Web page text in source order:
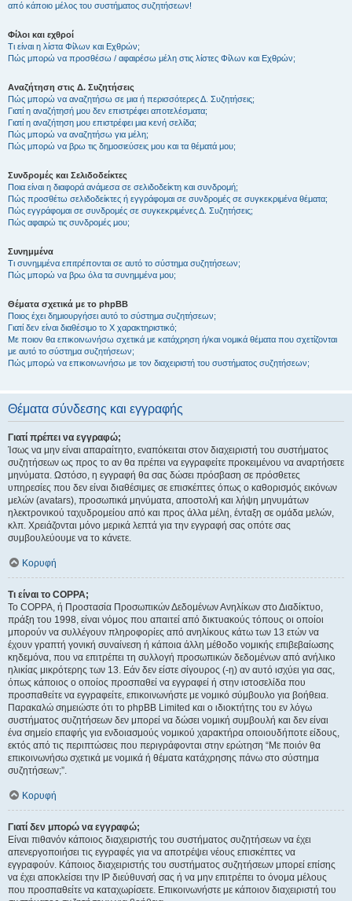
από κάποιο μέλος του συστήματος συζητήσεων!
Φίλοι και εχθροί
Τι είναι η λίστα Φίλων και Εχθρών;
Πώς μπορώ να προσθέσω / αφαιρέσω μέλη στις λίστες Φίλων και Εχθρών;
Αναζήτηση στις Δ. Συζητήσεις
Πώς μπορώ να αναζητήσω σε μια ή περισσότερες Δ. Συζητήσεις;
Γιατί η αναζήτησή μου δεν επιστρέφει αποτελέσματα;
Γιατί η αναζήτηση μου επιστρέφει μια κενή σελίδα;
Πώς μπορώ να αναζητήσω για μέλη;
Πώς μπορώ να βρω τις δημοσιεύσεις μου και τα θέματά μου;
Συνδρομές και Σελιδοδείκτες
Ποια είναι η διαφορά ανάμεσα σε σελιδοδείκτη και συνδρομή;
Πώς προσθέτω σελιδοδείκτες ή εγγράφομαι σε συνδρομές σε συγκεκριμένα θέματα;
Πώς εγγράφομαι σε συνδρομές σε συγκεκριμένες Δ. Συζητήσεις;
Πώς αφαιρώ τις συνδρομές μου;
Συνημμένα
Τι συνημμένα επιτρέπονται σε αυτό το σύστημα συζητήσεων;
Πώς μπορώ να βρω όλα τα συνημμένα μου;
Θέματα σχετικά με το phpBB
Ποιος έχει δημιουργήσει αυτό το σύστημα συζητήσεων;
Γιατί δεν είναι διαθέσιμο το Χ χαρακτηριστικό;
Με ποιον θα επικοινωνήσω σχετικά με κατάχρηση ή/και νομικά θέματα που σχετίζονται
με αυτό το σύστημα συζητήσεων;
Πώς μπορώ να επικοινωνήσω με τον διαχειριστή του συστήματος συζητήσεων;
Θέματα σύνδεσης και εγγραφής
Γιατί πρέπει να εγγραφώ;
Ίσως να μην είναι απαραίτητο, εναπόκειται στον διαχειριστή του συστήματος
συζητήσεων ως προς το αν θα πρέπει να εγγραφείτε προκειμένου να αναρτήσετε
μηνύματα. Ωστόσο, η εγγραφή θα σας δώσει πρόσβαση σε πρόσθετες
υπηρεσίες που δεν είναι διαθέσιμες σε επισκέπτες όπως ο καθορισμός εικόνων
μελών (avatars), προσωπικά μηνύματα, αποστολή και λήψη μηνυμάτων
ηλεκτρονικού ταχυδρομείου από και προς άλλα μέλη, ένταξη σε ομάδα μελών,
κλπ. Χρειάζονται μόνο μερικά λεπτά για την εγγραφή σας οπότε σας
συμβουλεύουμε να το κάνετε.
Κορυφή
Τι είναι το COPPA;
Το COPPA, ή Προστασία Προσωπικών Δεδομένων Ανηλίκων στο Διαδίκτυο,
πράξη του 1998, είναι νόμος που απαιτεί από δικτυακούς τόπους οι οποίοι
μπορούν να συλλέγουν πληροφορίες από ανηλίκους κάτω των 13 ετών να
έχουν γραπτή γονική συναίνεση ή κάποια άλλη μέθοδο νομικής επιβεβαίωσης
κηδεμόνα, που να επιτρέπει τη συλλογή προσωπικών δεδομένων από ανήλικο
ηλικίας μικρότερης των 13. Εάν δεν είστε σίγουρος (-η) αν αυτό ισχύει για σας,
όπως κάποιος ο οποίος προσπαθεί να εγγραφεί ή στην ιστοσελίδα που
προσπαθείτε να εγγραφείτε, επικοινωνήστε με νομικό σύμβουλο για βοήθεια.
Παρακαλώ σημειώστε ότι το phpBB Limited και ο ιδιοκτήτης του εν λόγω
συστήματος συζητήσεων δεν μπορεί να δώσει νομική συμβουλή και δεν είναι
ένα σημείο επαφής για ενδοιασμούς νομικού χαρακτήρα οποιουδήποτε είδους,
εκτός από τις περιπτώσεις που περιγράφονται στην ερώτηση “Με ποιόν θα
επικοινωνήσω σχετικά με νομικά ή θέματα κατάχρησης πάνω στο σύστημα
συζητήσεων;”.
Κορυφή
Γιατί δεν μπορώ να εγγραφώ;
Είναι πιθανόν κάποιος διαχειριστής του συστήματος συζητήσεων να έχει
απενεργοποιήσει τις εγγραφές για να αποτρέψει νέους επισκέπτες να
εγγραφούν. Κάποιος διαχειριστής του συστήματος συζητήσεων μπορεί επίσης
να έχει αποκλείσει την IP διεύθυνσή σας ή να μην επιτρέπει το όνομα μέλους
που προσπαθείτε να καταχωρίσετε. Επικοινωνήστε με κάποιον διαχειριστή του